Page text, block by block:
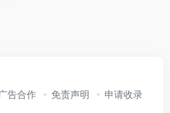
广告合作 免责声明 申请收录